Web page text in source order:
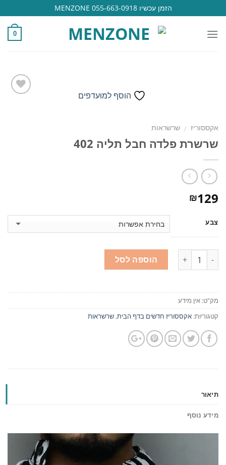
to
content
הזמן עכשיו 055-663-0918 MENZONE
0
הוסף למועדפים
אקססוריז / שרשראות
שרשרת פלדה חבל תליה 402
₪129
צבע
הוספה לסל
מק"ט: אין מידע
קטגוריות: אקססוריז חדשים בדף הבית,שרשראות
תיאור
מידע נוסף